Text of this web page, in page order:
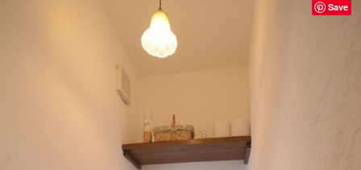
Save